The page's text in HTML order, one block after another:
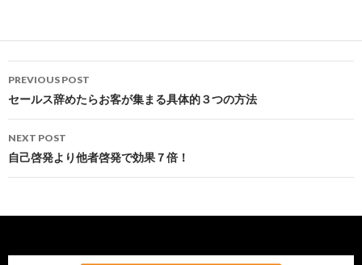
Post
navigation
PREVIOUS POST
セールス辞めたらお客が集まる具体的３つの方法
NEXT POST
自己啓発より他者啓発で効果７倍！